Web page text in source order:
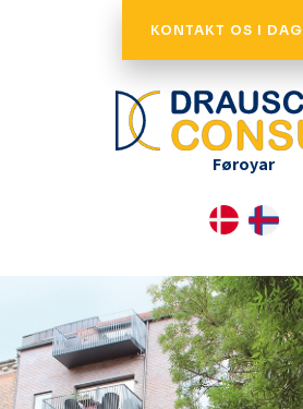
KONTAKT OS I DAG
Føroyar